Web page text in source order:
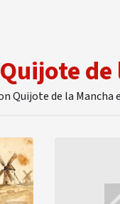
Quijote de la Mancha